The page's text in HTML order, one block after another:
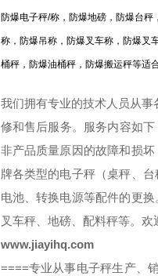
防爆电子秤/称，防爆地磅，防爆台
称，防爆吊称，防爆叉车称，防爆叉
桶秤，防爆油桶秤，防爆搬运秤等适
我们拥有专业的技术人员从
修和售后服务。服务内容如
非产品质量原因的故障和损
牌各类型的电子秤（桌秤、
电池、转换电源等配件的更
叉车秤、地磅、配料秤等。
www.jiayihq.com
====专业从事电子秤生产、